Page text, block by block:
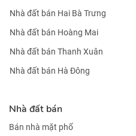
Nhà đất bán Hai Bà Trưng
Nhà đất bán Hoàng Mai
Nhà đất bán Thanh Xuân
Nhà đất bán Hà Đông
Nhà đất bán
Bán nhà mặt phố